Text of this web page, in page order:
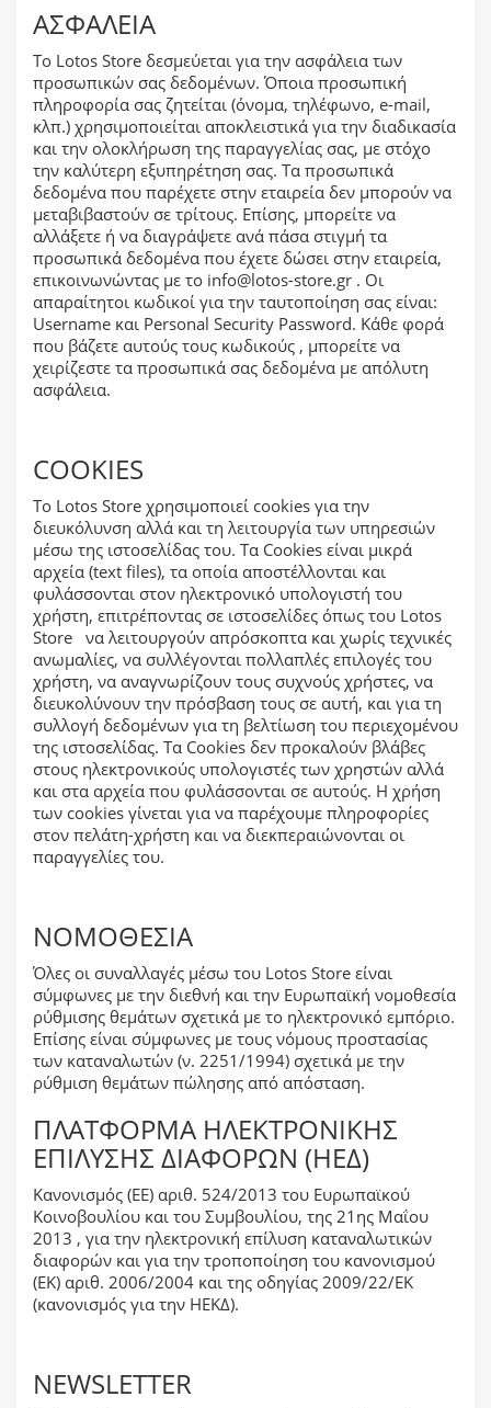
ΑΣΦΆΛΕΙΑ
Το Lotos Store δεσμεύεται για την ασφάλεια των
προσωπικών σας δεδομένων. Όποια προσωπική
πληροφορία σας ζητείται (όνομα, τηλέφωνο, e-mail,
κλπ.) χρησιμοποιείται αποκλειστικά για την διαδικασία
και την ολοκλήρωση της παραγγελίας σας, με στόχο
την καλύτερη εξυπηρέτηση σας. Τα προσωπικά
δεδομένα που παρέχετε στην εταιρεία δεν μπορούν να
μεταβιβαστούν σε τρίτους. Επίσης, μπορείτε να
αλλάξετε ή να διαγράψετε ανά πάσα στιγμή τα
προσωπικά δεδομένα που έχετε δώσει στην εταιρεία,
επικοινωνώντας με το info@lotos-store.gr . Οι
απαραίτητοι κωδικοί για την ταυτοποίηση σας είναι:
Username και Personal Security Password. Κάθε φορά
που βάζετε αυτούς τους κωδικούς , μπορείτε να
χειρίζεστε τα προσωπικά σας δεδομένα με απόλυτη
ασφάλεια.
COOKIES
Το Lotos Store χρησιμοποιεί cookies για την
διευκόλυνση αλλά και τη λειτουργία των υπηρεσιών
μέσω της ιστοσελίδας του. Τα Cookies είναι μικρά
αρχεία (text files), τα οποία αποστέλλονται και
φυλάσσονται στον ηλεκτρονικό υπολογιστή του
χρήστη, επιτρέποντας σε ιστοσελίδες όπως του Lotos
Store να λειτουργούν απρόσκοπτα και χωρίς τεχνικές
ανωμαλίες, να συλλέγονται πολλαπλές επιλογές του
χρήστη, να αναγνωρίζουν τους συχνούς χρήστες, να
διευκολύνουν την πρόσβαση τους σε αυτή, και για τη
συλλογή δεδομένων για τη βελτίωση του περιεχομένου
της ιστοσελίδας. Τα Cookies δεν προκαλούν βλάβες
στους ηλεκτρονικούς υπολογιστές των χρηστών αλλά
και στα αρχεία που φυλάσσονται σε αυτούς. Η χρήση
των cookies γίνεται για να παρέχουμε πληροφορίες
στον πελάτη-χρήστη και να διεκπεραιώνονται οι
παραγγελίες του.
ΝΟΜΟΘΕΣΊΑ
Όλες οι συναλλαγές μέσω του Lotos Store είναι
σύμφωνες με την διεθνή και την Ευρωπαϊκή νομοθεσία
ρύθμισης θεμάτων σχετικά με το ηλεκτρονικό εμπόριο.
Επίσης είναι σύμφωνες με τους νόμους προστασίας
των καταναλωτών (ν. 2251/1994) σχετικά με την
ρύθμιση θεμάτων πώλησης από απόσταση.
ΠΛΑΤΦΌΡΜΑ ΗΛΕΚΤΡΟΝΙΚΉΣ
ΕΠΊΛΥΣΗΣ ΔΙΑΦΟΡΏΝ (ΗΕΔ)
Κανονισμός (ΕΕ) αριθ. 524/2013 του Ευρωπαϊκού
Κοινοβουλίου και του Συμβουλίου, της 21ης Μαΐου
2013 , για την ηλεκτρονική επίλυση καταναλωτικών
διαφορών και για την τροποποίηση του κανονισμού
(ΕΚ) αριθ. 2006/2004 και της οδηγίας 2009/22/ΕΚ
(κανονισμός για την ΗΕΚΔ).
NEWSLETTER